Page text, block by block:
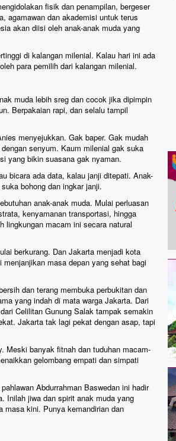
fisik dan penampilan, bergeser
agamawan dan akademisi untuk terus
akan diisi oleh anak-anak muda yang
di kalangan milenial. Kalau hari ini ada
para pemilih dari kalangan milenial.
muda lebih sreg dan cocok jika dipimpin
Berpakaian rapi, dan selalu tampil
menyejukkan. Gak baper. Gak mudah
senyum. Kaum milenial gak suka
yang bikin suasana gak nyaman.
bicara ada data, kalau janji ditepati. Anak-
bohong dan ingkar janji.
anak-anak muda. Mulai perluasan
kenyamanan transportasi, hingga
lingkungan macam ini secara natural
berkurang. Dan Jakarta menjadi kota
masa depan yang sehat bagi
dan terang membuka perbukitan dan
yang indah di mata warga Jakarta. Dari
Celilitan Gunung Salak tampak semakin
Jakarta tak lagi pekat dengan asap, tapi
Meski banyak fitnah dan tuduhan macam-
gelombang empati dan simpati
Abdurrahman Baswedan ini hadir
Inilah jiwa dan spirit anak muda yang
masa kini. Punya kemandirian dan